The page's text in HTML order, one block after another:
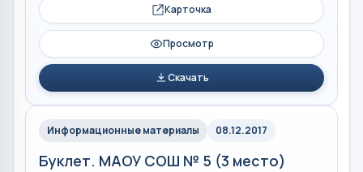
Карточка
Просмотр
Скачать
Информационные материалы 08.12.2017
Буклет. МАОУ СОШ № 5 (3 место)